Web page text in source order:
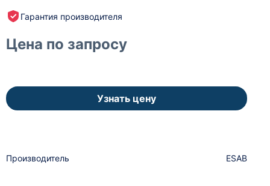
Гарантия производителя
Цена по запросу
Узнать цену
Производитель ESAB